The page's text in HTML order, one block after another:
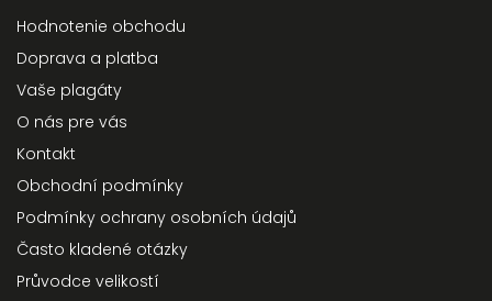
Hodnotenie obchodu
Doprava a platba
Vaše plagáty
O nás pre vás
Kontakt
Obchodní podmínky
Podmínky ochrany osobních údajů
Často kladené otázky
Průvodce velikostí